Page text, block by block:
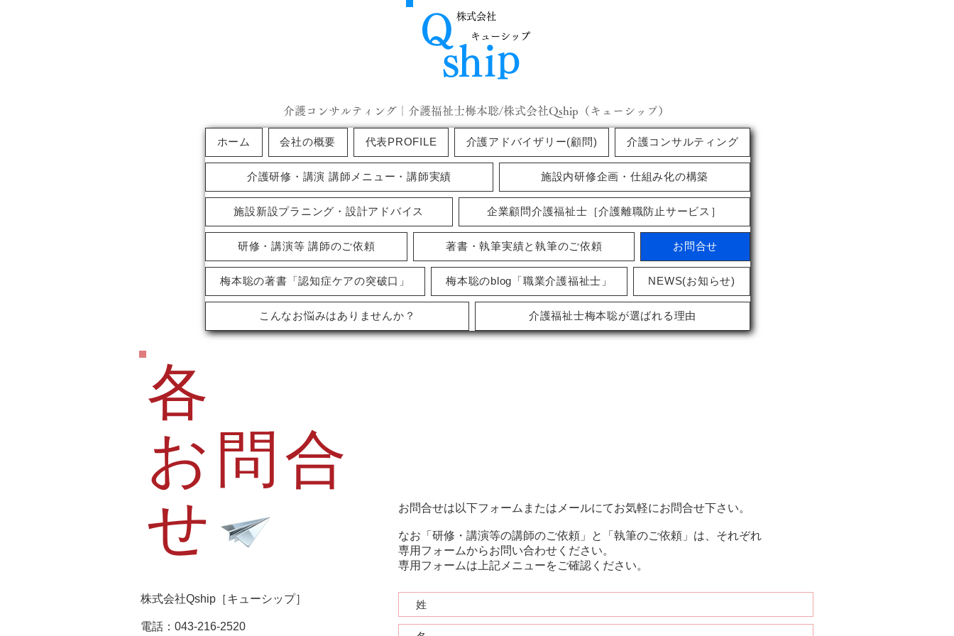
Ｑ
​ｈ
ｓ
株式会社
キューシップ
ｉ
ｐ
介護コンサルティング｜介護福祉士梅本聡/株式会社Qship（キューシップ）
ホーム 会社の概要 代表PROFILE 介護アドバイザリー(顧問) 介護コンサルティング
介護研修・講演 講師メニュー・講師実績 施設内研修企画・仕組み化の構築
施設新設プラニング・設計アドバイス 企業顧問介護福祉士［介護離職防止サービス］
研修・講演等 講師のご依頼 著書・執筆実績と執筆のご依頼 お問合せ
梅本聡の著書「認知症ケアの突破口」 梅本聡のblog「職業介護福祉士」 NEWS(お知らせ)
こんなお悩みはありませんか？ 介護福祉士梅本聡が選ばれる理由
各
お問合
せ
お問合せは以下フォームまたはメールにてお気軽にお問合せ下さい。
なお「研修・講演等の講師のご依頼」と「執筆のご依頼」は、それぞれ
専用フォームからお問い合わせください。
​専用フォームは上記メニューをご確認ください。
株式会社Qship［キューシップ］
電話：043-216-2520